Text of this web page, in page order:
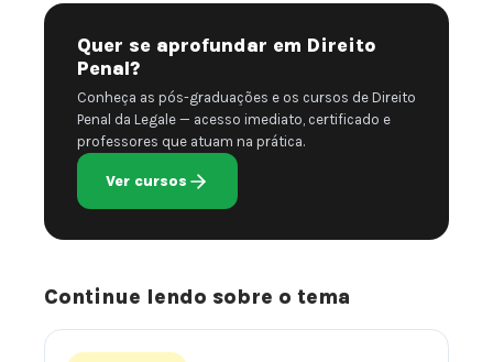
Quer se aprofundar em Direito
Penal?
Conheça as pós-graduações e os cursos de Direito
Penal da Legale — acesso imediato, certificado e
professores que atuam na prática.
Ver cursos
Continue lendo sobre o tema